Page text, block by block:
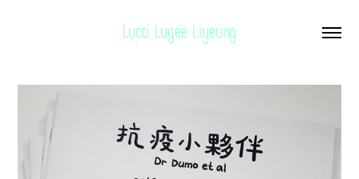
Lucci Lugee Liyeung